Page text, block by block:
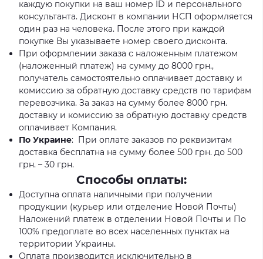
каждую покупки на ваш номер ID и персонального
консультанта. Дисконт в компании НСП оформляется
один раз на человека. После этого при каждой
покупке Вы указываете номер своего дисконта.
При оформлении заказа с наложенным платежом
(наложенный платеж) на сумму до 8000 грн.,
получатель самостоятельно оплачивает доставку и
комиссию за обратную доставку средств по тарифам
перевозчика. За заказ на сумму более 8000 грн.
доставку и комиссию за обратную доставку средств
оплачивает Компания.
По Украине: При оплате заказов по реквизитам
доставка бесплатна на сумму более 500 грн. до 500
грн. – 30 грн.
Способы оплаты:
Доступна оплата наличными при получении
продукции (курьер или отделение Новой Почты)
Наложений платеж в отделении Новой Почты и По
100% предоплате во всех населенных пунктах на
территории Украины.
Оплата производится исключительно в